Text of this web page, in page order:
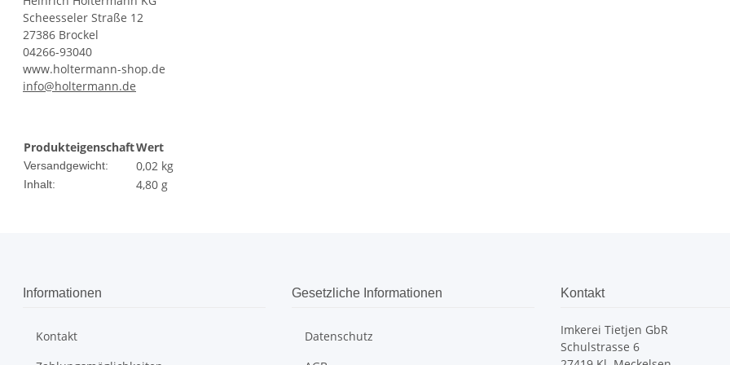
Scheesseler Straße 12
27386 Brockel
04266-93040
www.holtermann-shop.de
info@holtermann.de
ProdukteigenschaftWert
Versandgewicht: 0,02 kg
Inhalt: 4,80 g
Informationen
Kontakt
Gesetzliche Informationen
Datenschutz
Kontakt
Imkerei Tietjen GbR
Schulstrasse 6